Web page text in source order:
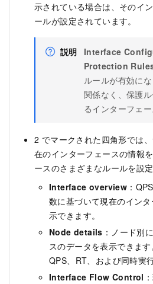
示されている場合は、そのイ
ールが設定されています。
説明
Interface
Protection
ルールが有効に
関係なく、保護
るインターフェ
2 でマークされた四角形では
在のインターフェースの情報
ースのさまざまなルールを設定
Interface overview ：
数に基づいて現在のイン
示できます。
Node details ：ノード別
スのデータを表示できます
QPS、RT、および同時実
Interface Flow Control